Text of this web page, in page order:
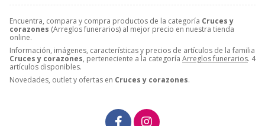
Encuentra, compara y compra productos de la categoría Cruces y
corazones (Arreglos funerarios) al mejor precio en nuestra tienda
online.
Información, imágenes, características y precios de artículos de la familia
Cruces y corazones, perteneciente a la categoría Arreglos funerarios. 4
artículos disponibles.
Novedades, outlet y ofertas en Cruces y corazones.